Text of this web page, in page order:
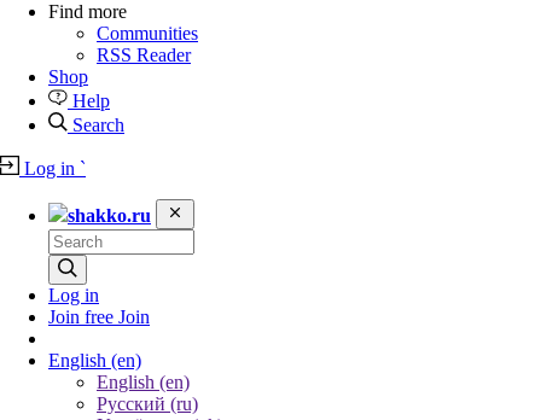
Find more
Communities
RSS Reader
Shop
Help
Search
Log in `
shakko.ru
Log in
Join free Join
English (en)
English (en)
Русский (ru)